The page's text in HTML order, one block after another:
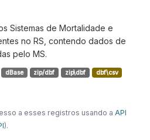
Sistemas de Mortalidade e
no RS, contendo dados de
pelo MS.
dBase zip/dbf zip\dbf
dbf\csv
a esses registros usando a API
).